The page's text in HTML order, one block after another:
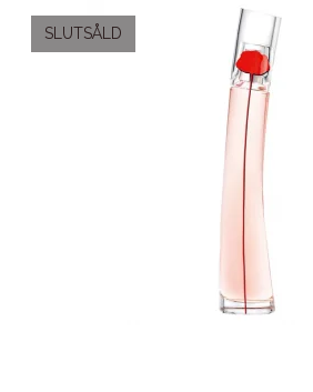
SLUTSÅLD